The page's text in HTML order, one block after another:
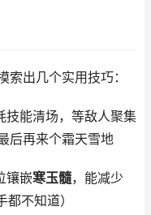
出几个实用技巧：
技能清场，等敌人聚集
后再来个霜天雪地
镶嵌寒玉髓，能减少
不知道）